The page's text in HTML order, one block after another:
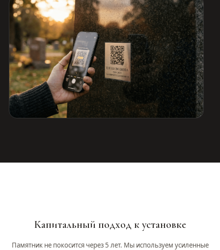
Капитальный подход к установке
Памятник не покосится через 5 лет. Мы используем усиленные